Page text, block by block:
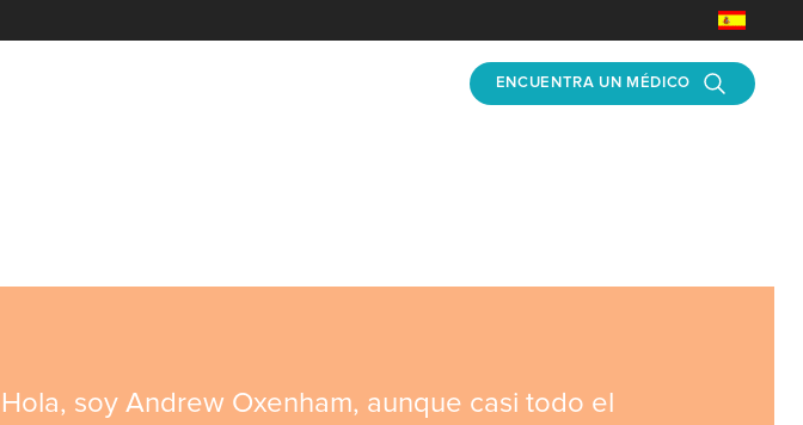
ENCUENTRA UN MÉDICO
Hola, soy Andrew Oxenham, aunque casi todo el